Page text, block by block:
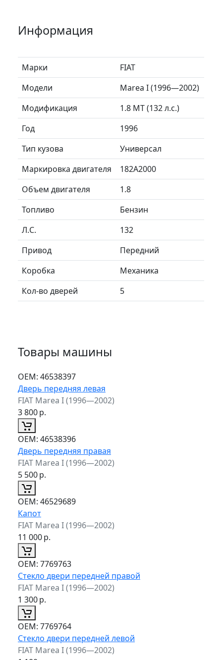
Информация
Марки
FIAT
Модели
Marea I (1996—2002)
Модификация
1.8 MT (132 л.с.)
Год
1996
Тип кузова
Универсал
Маркировка двигателя
182A2000
Объем двигателя
1.8
Топливо
Бензин
Л.C.
132
Привод
Передний
Коробка
Механика
Кол-во дверей
5
Товары машины
ОЕМ: 46538397
Дверь передняя левая
FIAT Marea I (1996—2002)
3 800р.
ОЕМ: 46538396
Дверь передняя правая
FIAT Marea I (1996—2002)
5 500р.
ОЕМ: 46529689
Капот
FIAT Marea I (1996—2002)
11 000р.
ОЕМ: 7769763
Стекло двери передней правой
FIAT Marea I (1996—2002)
1 300р.
ОЕМ: 7769764
Стекло двери передней левой
FIAT Marea I (1996—2002)